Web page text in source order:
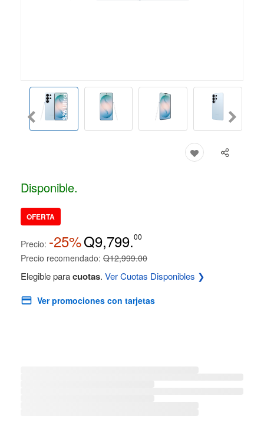
Disponible.
OFERTA
Precio: -25%Q9,799.00
Precio recomendado: Q12,999.00
Elegible paracuotas. Ver Cuotas Disponibles ❯
Ver promociones con tarjetas